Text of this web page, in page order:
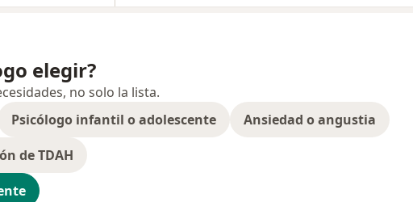
elegir?
no solo la lista.
Psicólogo infantil o adolescente
Ansiedad o angustia
de TDAH